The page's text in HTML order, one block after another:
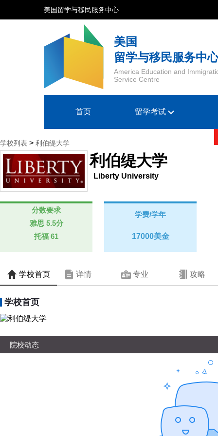
美国留学与移民服务中心
美国
留学与移民服务中
America Education and
Service Centre
首页 留学考试
学校列表 > 利伯缇大学
利伯缇大学
Liberty University
分数要求
雅思 5.5分
托福 61
学费/学年
17000美金
学校首页 详情 专业 攻略
学校首页
院校动态